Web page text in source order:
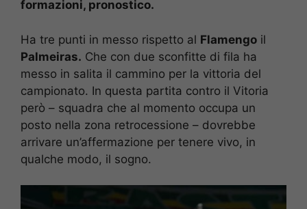
formazioni, pronostico.
Ha tre punti in messo rispetto al Flamengo il
Palmeiras. Che con due sconfitte di fila ha
messo in salita il cammino per la vittoria del
campionato. In questa partita contro il Vitoria
però – squadra che al momento occupa un
posto nella zona retrocessione – dovrebbe
arrivare un’affermazione per tenere vivo, in
qualche modo, il sogno.